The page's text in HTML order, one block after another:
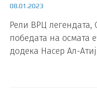
08.01.2023
Рели ВРЦ легендата,
победата на осмата
додека Насер Ал-